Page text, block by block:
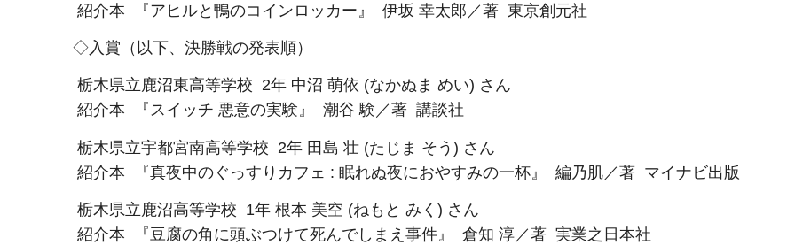
紹介本 『アヒルと鴨のコインロッカー』 伊坂 幸太郎／著 東京創元社
◇入賞（以下、決勝戦の発表順）
栃木県立鹿沼東高等学校 2年 中沼 萌依 (なかぬま めい) さん
紹介本 『スイッチ 悪意の実験』 潮谷 験／著 講談社
栃木県立宇都宮南高等学校 2年 田島 壮 (たじま そう) さん
紹介本 『真夜中のぐっすりカフェ : 眠れぬ夜におやすみの一杯』 編乃肌／著 マイナビ出版
栃木県立鹿沼高等学校 1年 根本 美空 (ねもと みく) さん
紹介本 『豆腐の角に頭ぶつけて死んでしまえ事件』 倉知 淳／著 実業之日本社